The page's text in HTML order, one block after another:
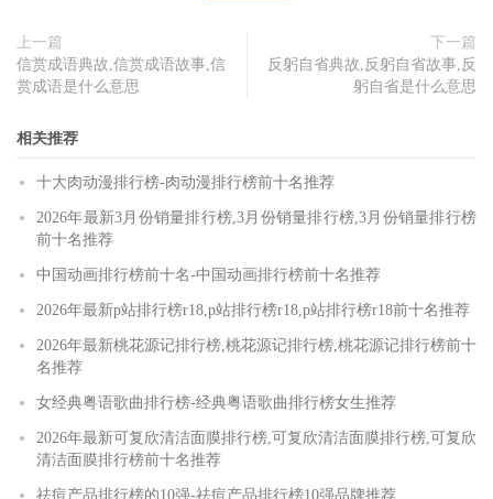
上一篇
信赏成语典故,信赏成语故事,信
赏成语是什么意思
下一篇
反躬自省典故,反躬自省故事,反
躬自省是什么意思
相关推荐
十大肉动漫排行榜-肉动漫排行榜前十名推荐
2026年最新3月份销量排行榜,3月份销量排行榜,3月份销量排行榜
前十名推荐
中国动画排行榜前十名-中国动画排行榜前十名推荐
2026年最新p站排行榜r18,p站排行榜r18,p站排行榜r18前十名推荐
2026年最新桃花源记排行榜,桃花源记排行榜,桃花源记排行榜前十
名推荐
女经典粤语歌曲排行榜-经典粤语歌曲排行榜女生推荐
2026年最新可复欣清洁面膜排行榜,可复欣清洁面膜排行榜,可复欣
清洁面膜排行榜前十名推荐
祛痘产品排行榜的10强-祛痘产品排行榜10强品牌推荐